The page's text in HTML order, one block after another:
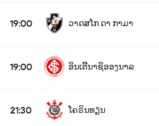
19:00 ວາດສໂກ ດາ ກາມາ
19:00 ອິນເຕີີນາຊິອອງນາລ
21:30 ໂຄຣິນທຽນ